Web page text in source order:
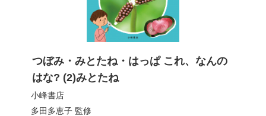
つぼみ・みとたね・はっぱ これ、なんの
はな? (2)みとたね
小峰書店
多田多恵子監修